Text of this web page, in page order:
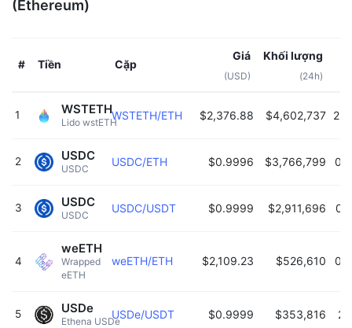
(Ethereum)
# Tiền Cặp
Giá
(USD)
Khối lượng
(24h)
1
Lido wstETH
WSTETHWSTETH/ETH $2,376.88 $4,602,737
2
USDC
USDC USDC/ETH $0.9996 $3,766,799
3
USDC
USDC USDC/USDT $0.9999 $2,911,696
4
Wrapped
eETH
weETH
weETH/ETH $2,109.23 $526,610
5
Ethena USDe
USDe USDe/USDT $0.9999 $353,816